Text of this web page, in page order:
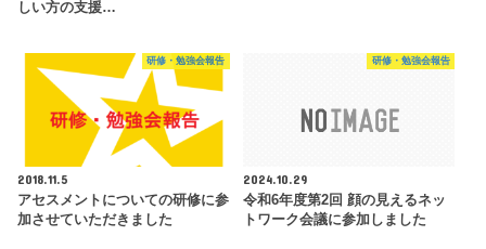
しい方の支援…
研修・勉強会報告
2018.11.5
アセスメントについての研修に参
加させていただきました
研修・勉強会報告
2024.10.29
令和6年度第2回 顔の見えるネッ
トワーク会議に参加しました